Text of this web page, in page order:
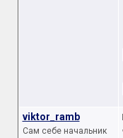
viktor_ramb
Сам себе начальник